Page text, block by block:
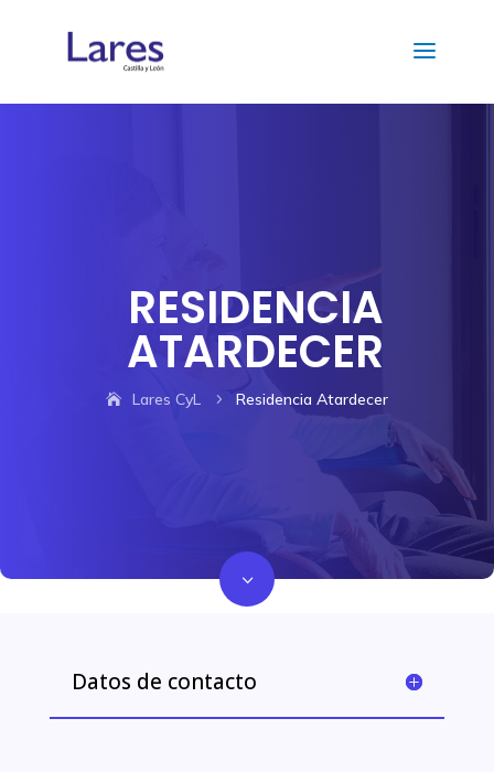
RESIDENCIA
ATARDECER
Lares CyL 5 Residencia Atardecer
3
Datos de contacto